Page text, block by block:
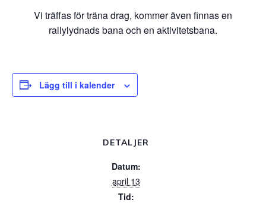
Vi träffas för träna drag, kommer även finnas en
rallylydnads bana och en aktivitetsbana.
Lägg till i kalender
DETALJER
Datum:
april 13
Tid: